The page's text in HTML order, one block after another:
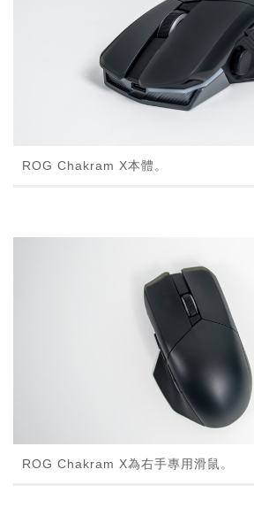
ROG Chakram X本體。
ROG Chakram X為右手專用滑鼠。